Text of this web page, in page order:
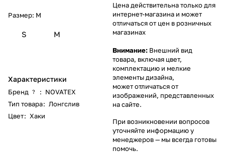
Размер: M
S M
Характеристики
Бренд ? : NOVATEX
Тип товара: Лонгслив
Цвет: Хаки
Цена действительна только для
интернет-магазина и может
отличаться от цен в розничных
магазинах
Внимание: Внешний вид
товара, включая цвет,
комплектацию и мелкие
элементы дизайна,
может отличаться от
изображений, представленных
на сайте.
При возникновении вопросов
уточняйте информацию у
менеджеров— мы всегда готовы
помочь.